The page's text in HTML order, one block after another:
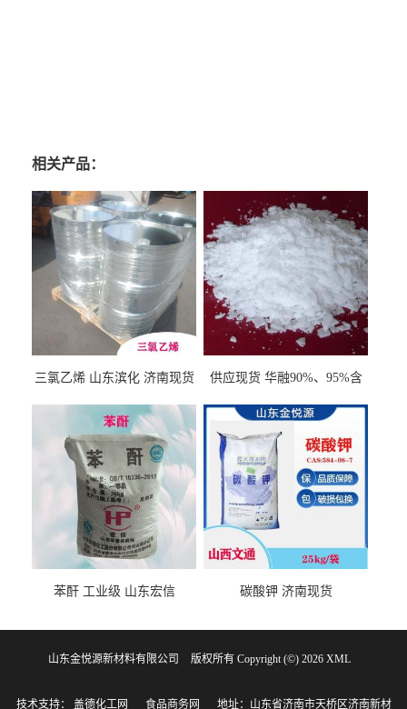
相关产品：
三氯乙烯 山东滨化 济南现货
供应现货 华融90%、95%含
苯酐 工业级 山东宏信 碳酸钾 济南现货
山东金悦源新材料有限公司 版权所有 Copyright (©) 2026 XML
技术支持： 盖德化工网 食品商务网 地址：山东省济南市天桥区济南新材